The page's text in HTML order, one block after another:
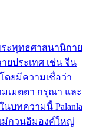
ะพุทธศาสนานิกาย
ยประเทศ เช่น จีน
ดยมีความเชื่อว่า
เมตตา กรุณา และ
บทความนี้ Palanla
ม่กวนอิมองค์ใหญ่